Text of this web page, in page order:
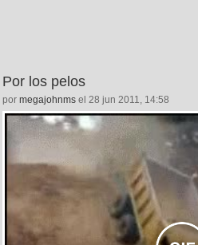
Por los pelos
por megajohnms el 28 jun 2011, 14:58